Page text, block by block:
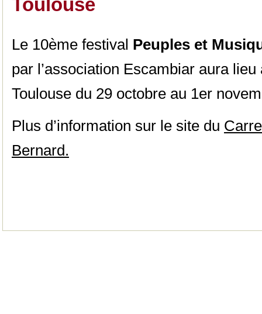
Toulouse
Le 10ème festival Peuples et
par l’association Escambiar aura
Toulouse du 29 octobre au 1er
Plus d’information sur le site du
Bernard.